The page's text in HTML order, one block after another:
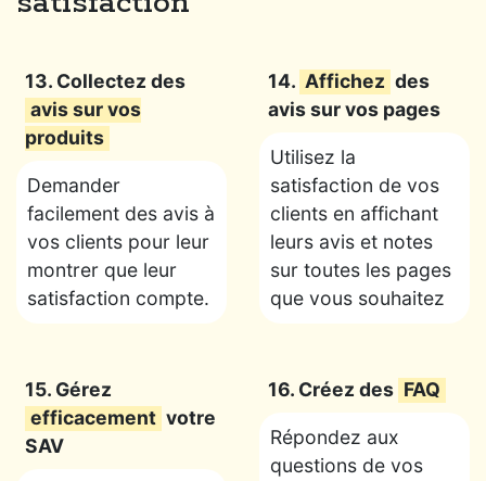
13. Collectez des
avis sur vos
produits
Demander
facilement des avis à
vos clients pour leur
montrer que leur
satisfaction compte.
14. Affichez des
avis sur vos pages
Utilisez la
satisfaction de vos
clients en affichant
leurs avis et notes
sur toutes les pages
que vous souhaitez
15. Gérez
efficacement votre
SAV
16. Créez des FAQ
Répondez aux
questions de vos